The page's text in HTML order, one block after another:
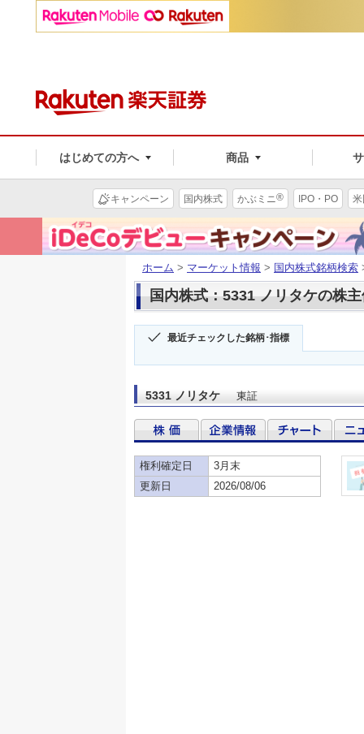
はじめての方へ 商品
キャンペーン 国内株式 かぶミニ® IPO・PO
ホーム > マーケット情報 > 国内株式銘柄検索
国内株式：5331 ノリタケの株
最近チェックした銘柄･指標
5331 ノリタケ 東証
権利確定日
3月末
更新日
2026/08/06